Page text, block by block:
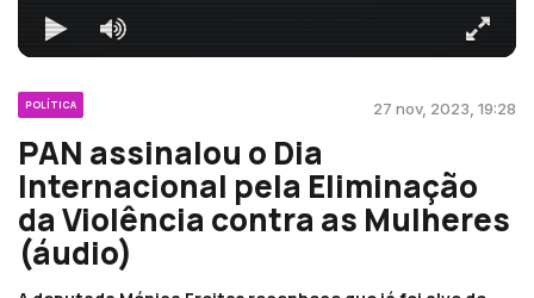
POLÍTICA 27 nov, 2023, 19:28
PAN assinalou o Dia
Internacional pela Eliminação
da Violência contra as Mulheres
(áudio)